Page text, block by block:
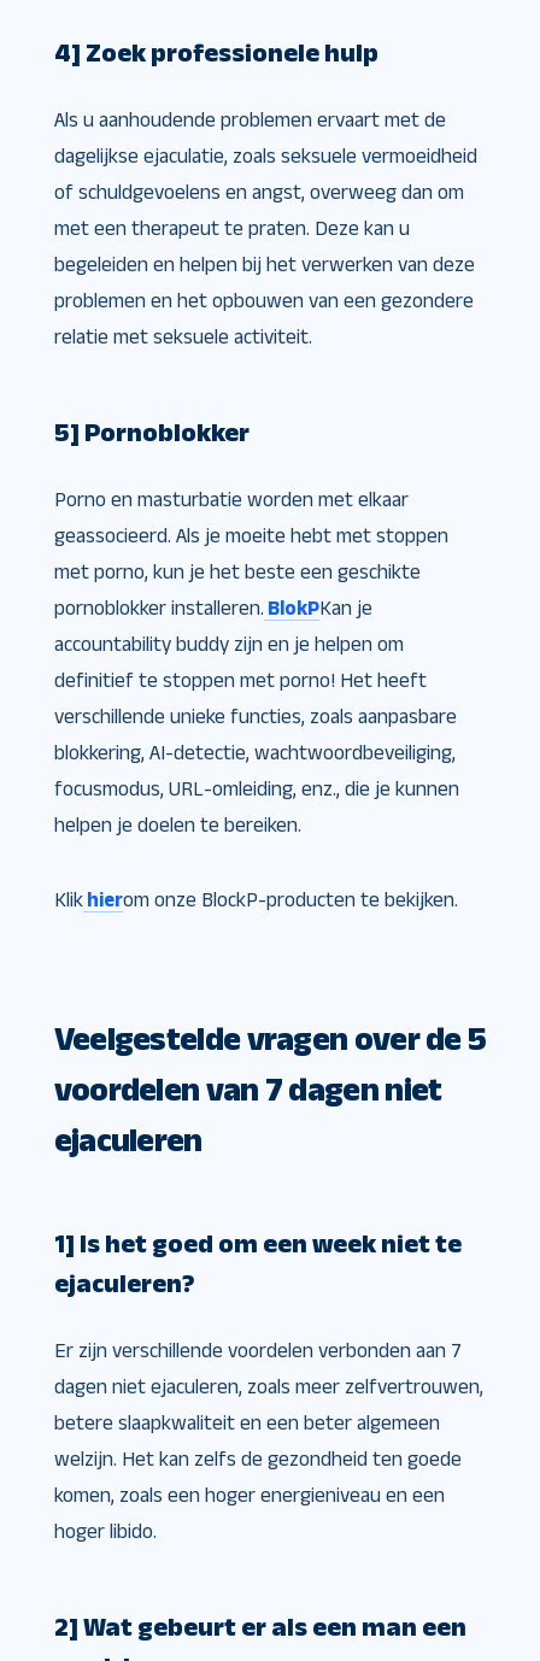
4] Zoek professionele hulp
Als u aanhoudende problemen ervaart met de
dagelijkse ejaculatie, zoals seksuele vermoeidheid
of schuldgevoelens en angst, overweeg dan om
met een therapeut te praten. Deze kan u
begeleiden en helpen bij het verwerken van deze
problemen en het opbouwen van een gezondere
relatie met seksuele activiteit.
5] Pornoblokker
Porno en masturbatie worden met elkaar
geassocieerd. Als je moeite hebt met stoppen
met porno, kun je het beste een geschikte
pornoblokker installeren. BlokPKan je
accountability buddy zijn en je helpen om
definitief te stoppen met porno! Het heeft
verschillende unieke functies, zoals aanpasbare
blokkering, AI-detectie, wachtwoordbeveiliging,
focusmodus, URL-omleiding, enz., die je kunnen
helpen je doelen te bereiken.
Klikhierom onze BlockP-producten te bekijken.
Veelgestelde vragen over de 5
voordelen van 7 dagen niet
ejaculeren
1] Is het goed om een ​​week niet te
ejaculeren?
Er zijn verschillende voordelen verbonden aan 7
dagen niet ejaculeren, zoals meer zelfvertrouwen,
betere slaapkwaliteit en een beter algemeen
welzijn. Het kan zelfs de gezondheid ten goede
komen, zoals een hoger energieniveau en een
hoger libido.
2] Wat gebeurt er als een man een